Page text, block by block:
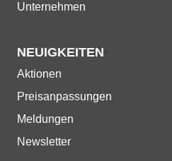
Unternehmen
NEUIGKEITEN
Navigation
Aktionen
Preisanpassungen
Meldungen
Newsletter